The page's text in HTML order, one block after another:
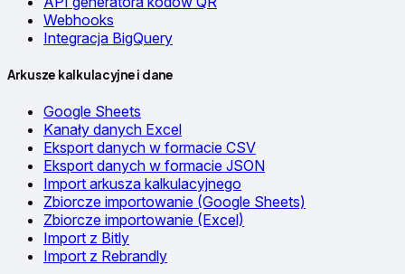
Webhooks
Integracja BigQuery
Arkusze kalkulacyjne i dane
Google Sheets
Kanały danych Excel
Eksport danych w formacie CSV
Eksport danych w formacie JSON
Import arkusza kalkulacyjnego
Zbiorcze importowanie (Google Sheets)
Zbiorcze importowanie (Excel)
Import z Bitly
Import z Rebrandly